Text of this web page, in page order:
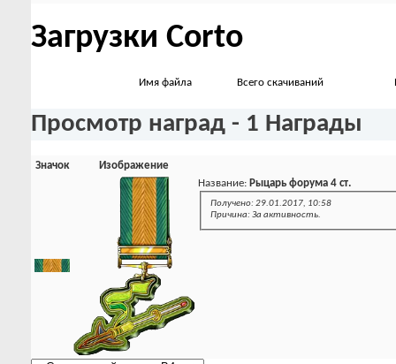
Загрузки Corto
Имя файла Всего скачиваний
Просмотр наград - 1 Награды
Значок
Изображение
Название: Рыцарь форума 4 ст.
Получено: 29.01.2017, 10:58
Причина: За активность.